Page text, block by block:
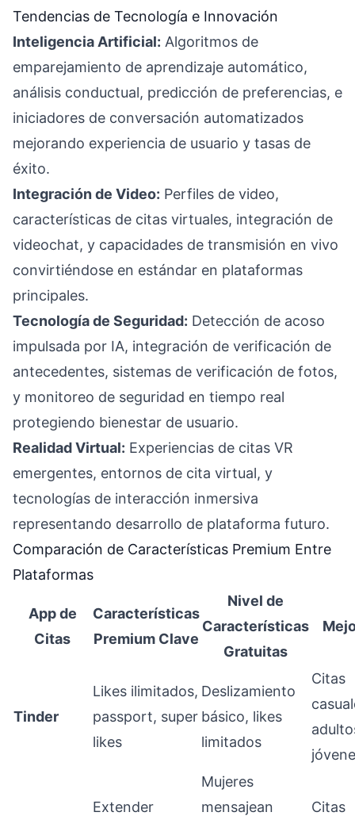
Tendencias de Tecnología e Innovación
Inteligencia Artificial: Algoritmos de
emparejamiento de aprendizaje automático,
análisis conductual, predicción de preferencias, e
iniciadores de conversación automatizados
mejorando experiencia de usuario y tasas de
éxito.
Integración de Video: Perfiles de video,
características de citas virtuales, integración de
videochat, y capacidades de transmisión en vivo
convirtiéndose en estándar en plataformas
principales.
Tecnología de Seguridad: Detección de acoso
impulsada por IA, integración de verificación de
antecedentes, sistemas de verificación de fotos,
y monitoreo de seguridad en tiempo real
protegiendo bienestar de usuario.
Realidad Virtual: Experiencias de citas VR
emergentes, entornos de cita virtual, y
tecnologías de interacción inmersiva
representando desarrollo de plataforma futuro.
Comparación de Características Premium Entre
Plataformas
App de
Citas
Características
Premium Clave
Nivel de
Características
Gratuitas
Tinder
Likes ilimitados,
passport, super
likes
Deslizamiento
básico, likes
limitados
Citas
Extender
Mujeres
mensajean
Citas